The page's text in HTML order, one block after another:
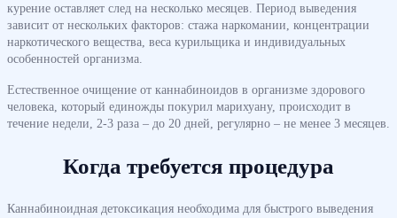
курение оставляет след на несколько месяцев. Период выведения
зависит от нескольких факторов: стажа наркомании, концентрации
наркотического вещества, веса курильщика и индивидуальных
особенностей организма.
Естественное очищение от каннабиноидов в организме здорового
человека, который единожды покурил марихуану, происходит в
течение недели, 2-3 раза – до 20 дней, регулярно – не менее 3 месяцев.
Когда требуется процедура
Каннабиноидная детоксикация необходима для быстрого выведения